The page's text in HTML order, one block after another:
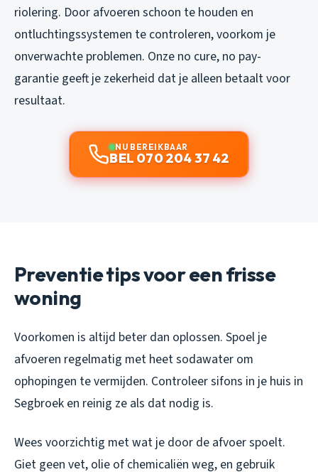
riolering. Door afvoeren schoon te houden en
ontluchtingssystemen te controleren, voorkom je
onverwachte problemen. Onze no cure, no pay-
garantie geeft je zekerheid dat je alleen betaalt voor
resultaat.
NU BEREIKBAAR
BEL 070 204 37 42
Preventie tips voor een frisse
woning
Voorkomen is altijd beter dan oplossen. Spoel je
afvoeren regelmatig met heet sodawater om
ophopingen te vermijden. Controleer sifons in je huis in
Segbroek en reinig ze als dat nodig is.
Wees voorzichtig met wat je door de afvoer spoelt.
Giet geen vet, olie of chemicaliën weg, en gebruik